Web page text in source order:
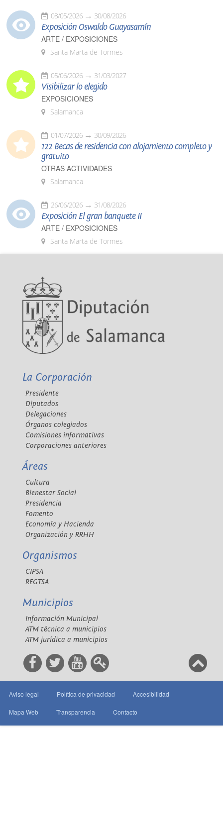
08/05/2026 30/08/2026
Exposición Oswaldo Guayasamín
ARTE / EXPOSICIONES
Santa Marta de Tormes
05/06/2026 31/03/2027
Visibilizar lo elegido
EXPOSICIONES
Salamanca
01/07/2026 30/09/2026
122 Becas de residencia con alojamiento completo y
gratuito
OTRAS ACTIVIDADES
Salamanca
26/06/2026 31/08/2026
Exposición El gran banquete II
ARTE / EXPOSICIONES
Santa Marta de Tormes
La Corporación
Presidente
Diputados
Delegaciones
Órganos colegiados
Comisiones informativas
Corporaciones anteriores
Áreas
Cultura
Bienestar Social
Presidencia
Fomento
Economía y Hacienda
Organización y RRHH
Organismos
CIPSA
REGTSA
Municipios
Información Municipal
ATM técnica a municipios
ATM jurídica a municipios
Aviso legal Política de privacidad Accesibilidad
Mapa Web Transparencia Contacto